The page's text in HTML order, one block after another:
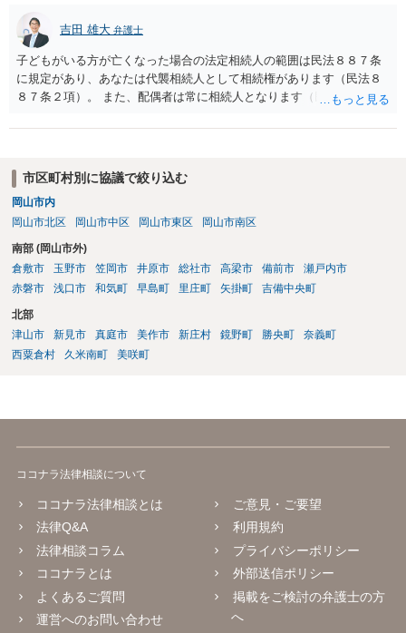
吉田 雄大 弁護士
子どもがいる方が亡くなった場合の法定相続人の範囲は民法８８７条
に規定があり、あなたは代襲相続人として相続権があります（民法８
８７条２項）。 また、配偶者は常に相続人となります（民法８９０
も相続権があります。つまり、孫５人に加えて「おじ又はおば」にも
市区町村別に協議で絞り込む
岡山市内
岡山市北区
岡山市中区 岡山市東区 岡山市南区
南部 (岡山市外)
倉敷市
玉野市 笠岡市 井原市 総社市 高梁市 備前市
瀬戸内市
赤磐市
浅口市 和気町 早島町 里庄町 矢掛町 吉備中央町
北部
津山市
新見市 真庭市 美作市 新庄村 鏡野町 勝央町
奈義町
西粟倉村
久米南町 美咲町
ココナラ法律相談について
ココナラ法律相談とは
法律Q&A
法律相談コラム
ココナラとは
よくあるご質問
運営へのお問い合わせ
ご意見・ご要望
利用規約
プライバシーポリシー
外部送信ポリシー
掲載をご検討の弁護士の方
へ